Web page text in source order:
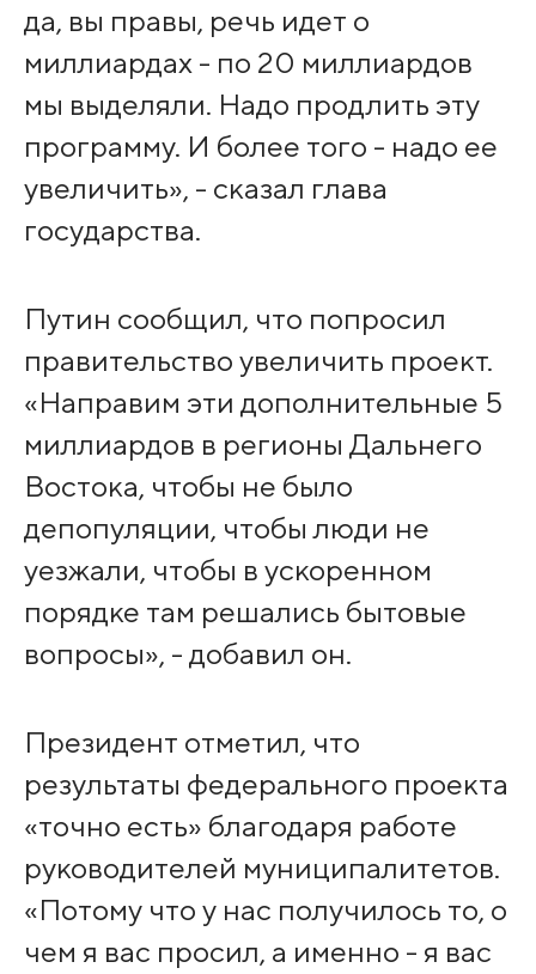
да, вы правы, речь идет о
миллиардах - по 20 миллиардов
мы выделяли. Надо продлить эту
программу. И более того - надо ее
увеличить», - сказал глава
государства.
Путин сообщил, что попросил
правительство увеличить проект.
«Направим эти дополнительные 5
миллиардов в регионы Дальнего
Востока, чтобы не было
депопуляции, чтобы люди не
уезжали, чтобы в ускоренном
порядке там решались бытовые
вопросы», - добавил он.
Президент отметил, что
результаты федерального проекта
«точно есть» благодаря работе
руководителей муниципалитетов.
«Потому что у нас получилось то, о
чем я вас просил, а именно - я вас